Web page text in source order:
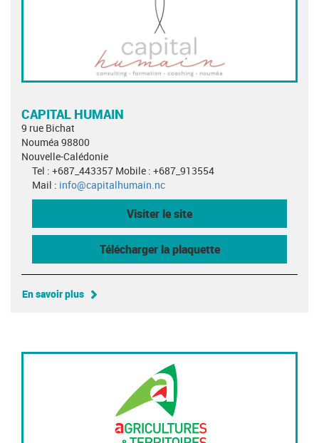
CAPITAL HUMAIN
9 rue Bichat
Nouméa 98800
Nouvelle-Calédonie
Tel : +687_443357 Mobile : +687_913554
Mail : info@capitalhumain.nc
Visiter le site
Télécharger la plaquette
En savoir plus